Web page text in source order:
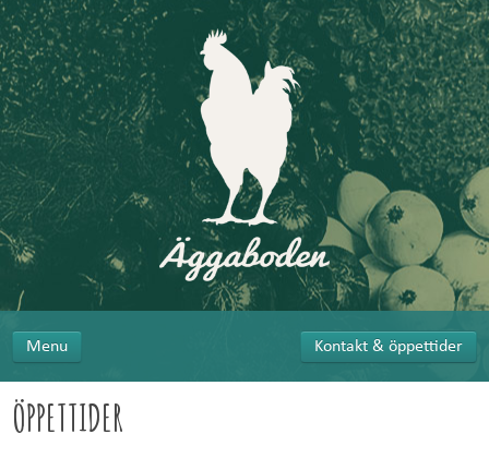
Menu Kontakt & öppettider
ÖPPETTIDER